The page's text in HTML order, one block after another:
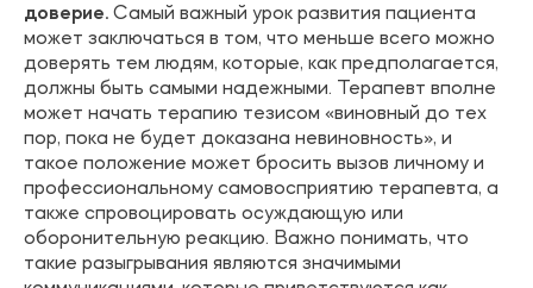
доверие. Самый важный урок развития пациента
может заключаться в том, что меньше всего можно
доверять тем людям, которые, как предполагается,
должны быть самыми надежными. Терапевт вполне
может начать терапию тезисом «виновный до тех
пор, пока не будет доказана невиновность», и
такое положение может бросить вызов личному и
профессиональному самовосприятию терапевта, а
также спровоцировать осуждающую или
оборонительную реакцию. Важно понимать, что
такие разыгрывания являются значимыми